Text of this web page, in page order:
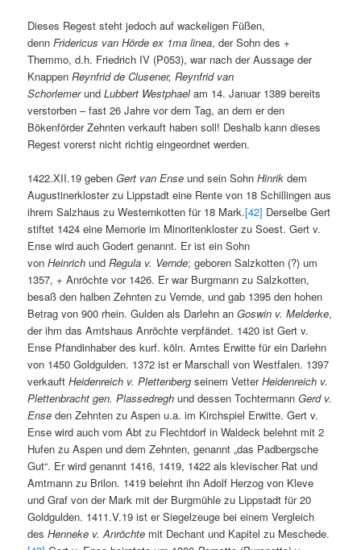
Dieses Regest steht jedoch auf wackeligen Füßen,
dennFridericus van Hörde ex 1ma linea, der Sohn des +
Themmo, d.h. Friedrich IV (P053), war nach der Aussage der
KnappenReynfrid de Clusener, Reynfrid van
Schorlemerund Lubbert Westphaelam 14. Januar 1389 bereits
verstorben – fast 26 Jahre vor dem Tag, an dem er den
Bökenförder Zehnten verkauft haben soll! Deshalb kann dieses
Regest vorerst nicht richtig eingeordnet werden.
1422.XII.19 gebenGert van Ense und sein SohnHinrik dem
Augustinerkloster zu Lippstadt eine Rente von 18 Schillingen aus
ihrem Salzhaus zu Westernkotten für 18 Mark.[42] Derselbe Gert
stiftet 1424 eine Memorie im Minoritenkloster zu Soest. Gert v.
Ense wird auch Godert genannt. Er ist ein Sohn
vonHeinrichund Regula v. Vernde; geboren Salzkotten (?) um
1357, + Anröchte vor 1426. Er war Burgmann zu Salzkotten,
besaß den halben Zehnten zu Vernde, und gab 1395 den hohen
Betrag von 900 rhein. Gulden als Darlehn anGoswin v. Melderke,
der ihm das Amtshaus Anröchte verpfändet. 1420 ist Gert v.
Ense Pfandinhaber des kurf. köln. Amtes Erwitte für ein Darlehn
von 1450 Goldgulden. 1372 ist er Marschall von Westfalen. 1397
verkauftHeidenreich v. Plettenberg seinem VetterHeidenreich v.
Plettenbracht gen. Plassedregh und dessen Tochtermann Gerd v.
Ense den Zehnten zu Aspen u.a. im Kirchspiel Erwitte. Gert v.
Ense wird auch vom Abt zu Flechtdorf in Waldeck belehnt mit 2
Hufen zu Aspen und dem Zehnten, genannt „das Padbergsche
Gut“. Er wird genannt 1416, 1419, 1422 als klevischer Rat und
Amtmann zu Brilon. 1419 belehnt ihn Adolf Herzog von Kleve
und Graf von der Mark mit der Burgmühle zu Lippstadt für 20
Goldgulden. 1411.V.19 ist er Siegelzeuge bei einem Vergleich
desHenneke v. Anröchte mit Dechant und Kapitel zu Meschede.